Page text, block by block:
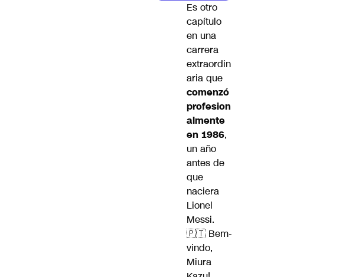
Es otro
capítulo
en una
carrera
extraordin
aria que
comenzó
profesion
almente
en 1986,
un año
antes de
que
naciera
Lionel
Messi.
🇵🇹 Bem-
vindo,
Miura